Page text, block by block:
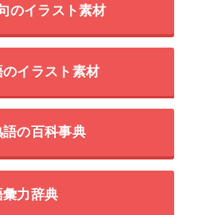
のイラスト素材
のイラスト素材
の百科事典
彙力辞典